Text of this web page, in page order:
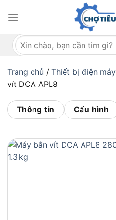
qua
dungTìm
kiếm:
Trang chủ / Thiết bị điện máy
vít DCA APL8
Thông tin Cấu hình